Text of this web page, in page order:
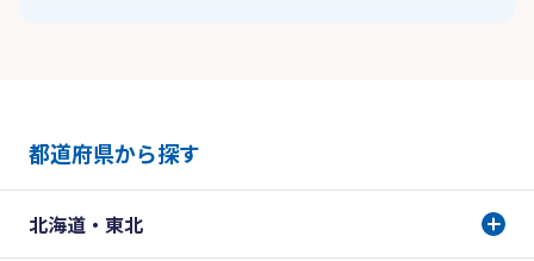
都道府県から探す
北海道・東北